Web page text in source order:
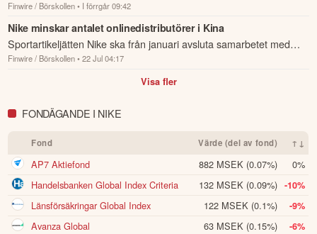
(47) - BN.
Finwire / Börskollen • I förrgår 09:42
Nike minskar antalet onlinedistributörer i Kina
Sportartikeljätten Nike ska från januari avsluta samarbetet med
tusentals onlinedistributörer i Kina och i stället samla den digitala
Finwire / Börskollen • 22 Jul 04:17
Visa fler
FONDÄGANDE I NIKE
Fond Värde (del av fond) ↑↓
AP7 Aktiefond 882 MSEK (0.07%)
0%
Handelsbanken Global Index Criteria
132 MSEK (0.09%) -10%
Länsförsäkringar Global Index 122 MSEK (0.1%) -9%
Avanza Global 63 MSEK (0.15%) -6%